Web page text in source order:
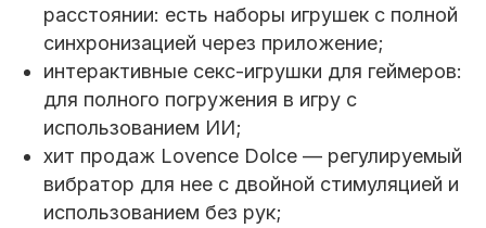
расстоянии: есть наборы игрушек с полной
синхронизацией через приложение;
интерактивные секс-игрушки для геймеров:
для полного погружения в игру с
использованием ИИ;
хит продаж Lovence Dolce — регулируемый
вибратор для нее с двойной стимуляцией и
использованием без рук;